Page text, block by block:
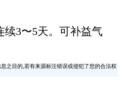
3〜5天。可补益气
之目的,若有来源标注错误或侵犯了您的合法权